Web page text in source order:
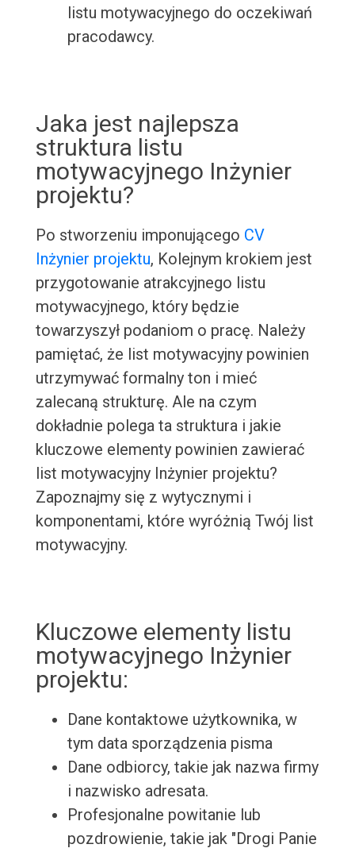
listu motywacyjnego do oczekiwań
pracodawcy.
Jaka jest najlepsza
struktura listu
motywacyjnego Inżynier
projektu?
Po stworzeniu imponującego CV
Inżynier projektu, Kolejnym krokiem jest
przygotowanie atrakcyjnego listu
motywacyjnego, który będzie
towarzyszył podaniom o pracę. Należy
pamiętać, że list motywacyjny powinien
utrzymywać formalny ton i mieć
zalecaną strukturę. Ale na czym
dokładnie polega ta struktura i jakie
kluczowe elementy powinien zawierać
list motywacyjny Inżynier projektu?
Zapoznajmy się z wytycznymi i
komponentami, które wyróżnią Twój list
motywacyjny.
Kluczowe elementy listu
motywacyjnego Inżynier
projektu:
Dane kontaktowe użytkownika, w
tym data sporządzenia pisma
Dane odbiorcy, takie jak nazwa firmy
i nazwisko adresata.
Profesjonalne powitanie lub
pozdrowienie, takie jak "Drogi Panie